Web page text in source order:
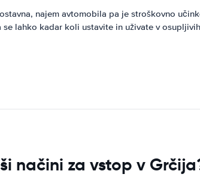
najem avtomobila pa je stroškovno
lahko kadar koli ustavite in uživate v
načini za vstop v